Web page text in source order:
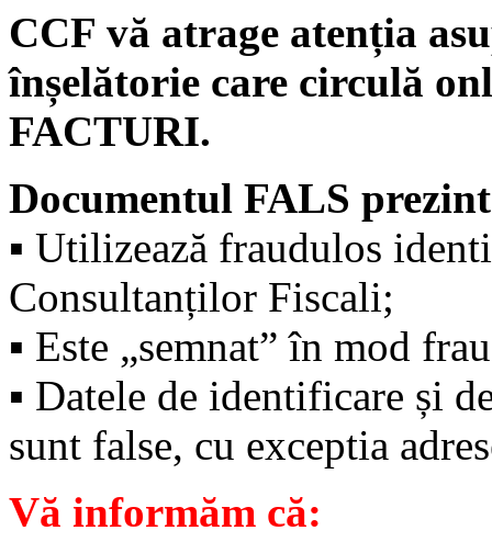
CCF vă atrage atenția
înșelătorie care circulă
FACTURI.
Documentul FALS
▪️ Utilizează fraudulos
Consultanților Fiscali;
▪️ Este „semnat” în mod
▪️ Datele de identificare și
sunt false, cu exceptia
Vă informăm că: